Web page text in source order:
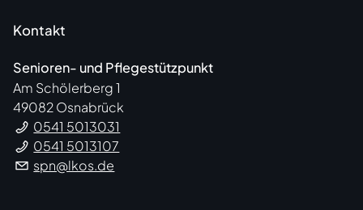
Kontakt
Senioren- und Pflegestützpunkt
Am Schölerberg 1
49082 Osnabrück
0541 5013031
0541 5013107
spn@lkos.de